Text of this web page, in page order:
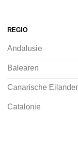
2Spanje.nl,
klaarstaat
jij met een
REGIO
Andalusie
Balearen
Canarische
Catalonie